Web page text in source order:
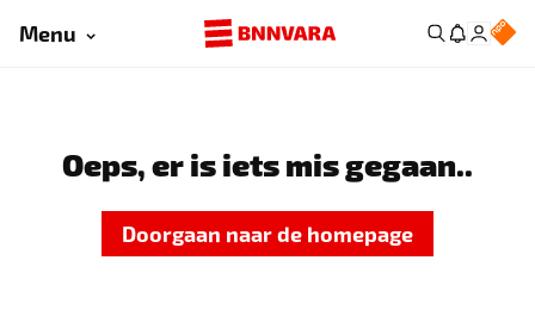
Menu
Oeps, er is iets mis gegaan..
Doorgaan naar de homepage